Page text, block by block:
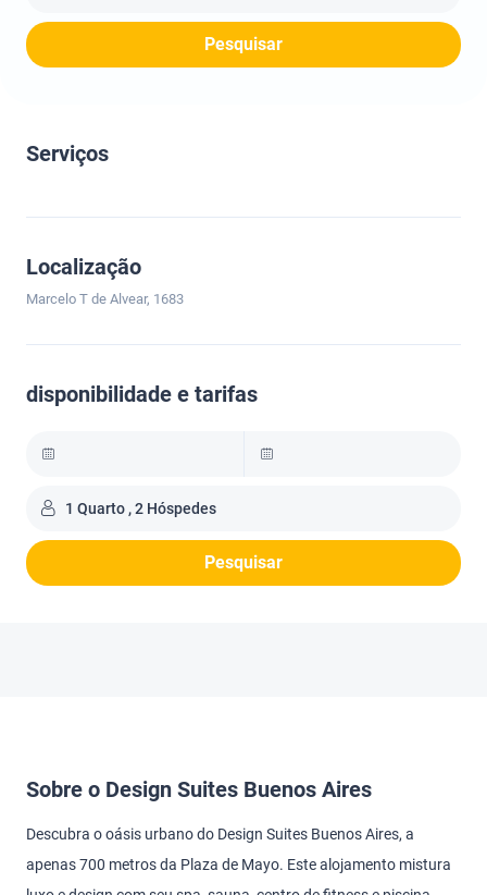
Pesquisar
Serviços
Localização
Marcelo T de Alvear, 1683
disponibilidade e tarifas
1 Quarto , 2 Hóspedes
Pesquisar
Sobre o Design Suites Buenos Aires
Descubra o oásis urbano do Design Suites Buenos Aires, a
apenas 700 metros da Plaza de Mayo. Este alojamento mistura